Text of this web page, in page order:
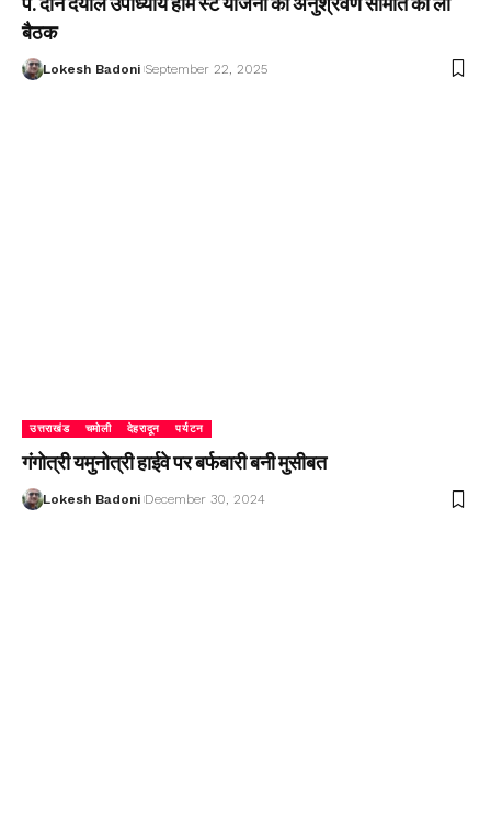
बैठक
Lokesh Badoni September 22, 2025
उत्तराखंड चमोली देहरादून पर्यटन
गंगोत्री यमुनोत्री हाईवे पर बर्फबारी बनी मुसीबत
Lokesh Badoni December 30, 2024